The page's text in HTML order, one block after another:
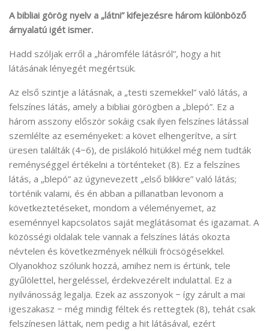
A bibliai görög nyelv a „látni” kifejezésre három különböző
árnyalatú igét ismer.
Hadd szóljak erről a „háromféle látásról”, hogy a hit
látásának lényegét megértsük.
Az első szintje a látásnak, a „testi szemekkel” való látás, a
felszínes látás, amely a bibliai görögben a „blepó”. Ez a
három asszony először sokáig csak ilyen felszínes látással
szemlélte az eseményeket: a követ elhengerítve, a sírt
üresen találták (4−6), de pislákoló hitükkel még nem tudták
reménységgel értékelni a történteket (8). Ez a felszínes
látás, a „blepó” az úgynevezett „első blikkre” való látás;
történik valami, és én abban a pillanatban levonom a
következtetéseket, mondom a véleményemet, az
eseménnyel kapcsolatos saját meglátásomat és igazamat. A
közösségi oldalak tele vannak a felszínes látás okozta
névtelen és következmények nélküli fröcsögésekkel.
Olyanokhoz szólunk hozzá, amihez nem is értünk, tele
gyűlölettel, hergeléssel, érdekvezérelt indulattal. Ez a
nyilvánosság legalja. Ezek az asszonyok − így zárult a mai
igeszakasz − még mindig féltek és rettegtek (8), tehát csak
felszínesen láttak, nem pedig a hit látásával, ezért